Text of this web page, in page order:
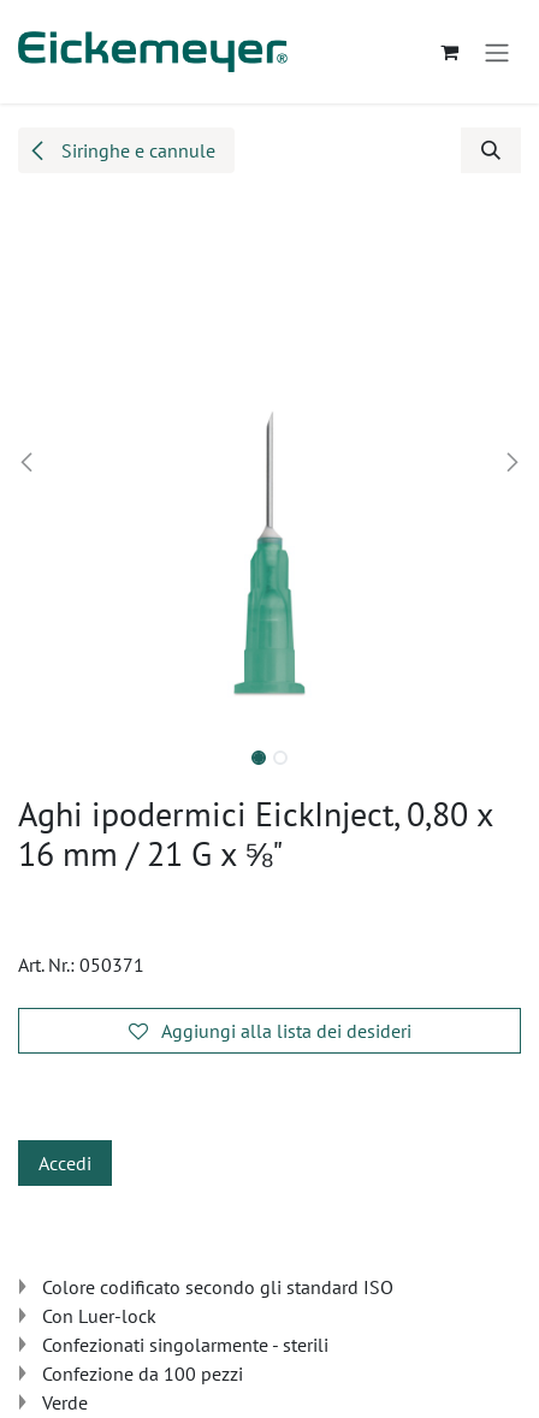
Siringhe e cannule
Aghi ipodermici EickInject, 0,80 x
16 mm / 21 G x ⅝"
Art. Nr.: 050371
Aggiungi alla lista dei desideri
Accedi
Colore codificato secondo gli standard ISO
Con Luer-lock
Confezionati singolarmente - sterili
Confezione da 100 pezzi
Verde